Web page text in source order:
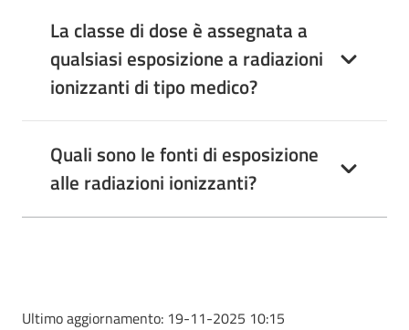
La classe di dose è assegnata a
qualsiasi esposizione a radiazioni
ionizzanti di tipo medico?
Quali sono le fonti di esposizione
alle radiazioni ionizzanti?
Ultimo aggiornamento: 19-11-2025 10:15